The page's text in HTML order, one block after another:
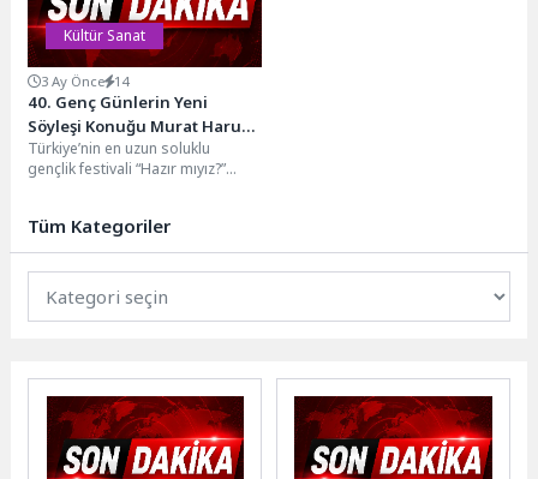
Kültür Sanat
3 Ay Önce 14
40. Genç Günlerin Yeni
Söyleşi Konuğu Murat Harun
Öngören’di
Türkiye’nin en uzun soluklu
gençlik festivali “Hazır mıyız?”
Tüm Kategoriler